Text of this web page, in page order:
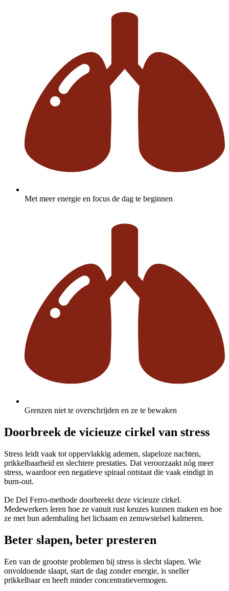
Met meer energie en focus de dag te beginnen
Grenzen niet te overschrijden en ze te bewaken
Doorbreek de vicieuze cirkel van stress
Stress leidt vaak tot oppervlakkig ademen, slapeloze nachten,
prikkelbaarheid en slechtere prestaties. Dat veroorzaakt nóg meer
stress, waardoor een negatieve spiraal ontstaat die vaak eindigt in
burn-out.
De Del Ferro-methode doorbreekt deze vicieuze cirkel.
Medewerkers leren hoe ze vanuit rust keuzes kunnen maken en hoe
ze met hun ademhaling het lichaam en zenuwstelsel kalmeren.
Beter slapen, beter presteren
Een van de grootste problemen bij stress is slecht slapen. Wie
onvoldoende slaapt, start de dag zonder energie, is sneller
prikkelbaar en heeft minder concentratievermogen.